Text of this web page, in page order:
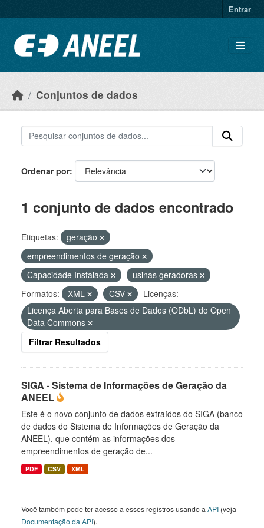
Entrar
Conjuntos de dados
Ordenar por
1 conjunto de dados encontrado
Etiquetas:
geração
empreendimentos de geração
Capacidade Instalada
usinas geradoras
Formatos:
XML CSV
Licenças:
Licença Aberta para Bases de Dados (ODbL) do Open
Data Commons
Filtrar Resultados
SIGA - Sistema de Informações de Geração da
ANEEL
Este é o novo conjunto de dados extraídos do SIGA (banco
de dados do Sistema de Informações de Geração da
ANEEL), que contém as informações dos
empreendimentos de geração de...
PDF CSV XML
Você também pode ter acesso a esses registros usando a API (veja
Documentação da API).